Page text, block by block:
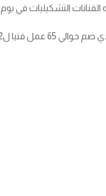
التشكيليات في يوم